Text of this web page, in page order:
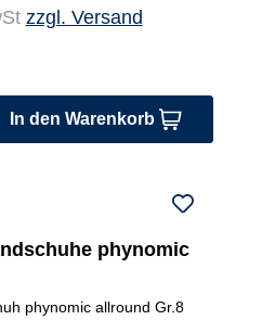
zzgl. Versand
In den Warenkorb
phynomic
phynomic allround Gr.8